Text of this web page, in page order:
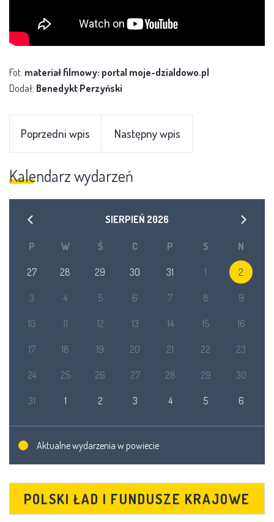
Fot: materiał filmowy: portal moje-dzialdowo.pl
Dodał: Benedykt Perzyński
Poprzedni wpis Następny wpis
Kalendarz wydarzeń
SIERPIEŃ 2026
P W Ś C P S N
27 28 29 30 31 1 2
3 4 5 6 7 8 9
10 11 12 13 14 15 16
17 18 19 20 21 22 23
24 25 26 27 28 29 30
31 1 2 3 4 5 6
Aktualne wydarzenia w powiecie
POLSKI ŁAD I FUNDUSZE KRAJOWE